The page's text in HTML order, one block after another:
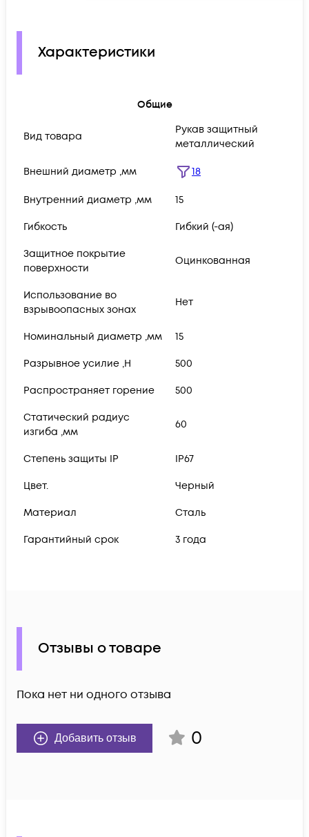
Характеристики
Общие
Вид товара
Рукав защитный
металлический
Внешний диаметр ,мм 18
Внутренний диаметр ,мм 15
Гибкость Гибкий (-ая)
Защитное покрытие
поверхности
Оцинкованная
Использование во
взрывоопасных зонах
Нет
Номинальный диаметр ,мм 15
Разрывное усилие ,Н 500
Распространяет горение 500
Статический радиус
изгиба ,мм
60
Степень защиты IP IP67
Цвет. Черный
Материал Сталь
Гарантийный срок 3 года
Отзывы о товаре
Пока нет ни одного отзыва
Добавить отзыв 0